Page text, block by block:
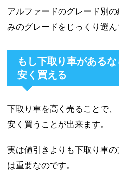
アルファードのグレード別
みのグレードをじっくり選ん
もし下取り車がある
安く買える
下取り車を高く売ることで
安く買うことが出来ます。
実は値引きよりも下取り車
は重要なのです。